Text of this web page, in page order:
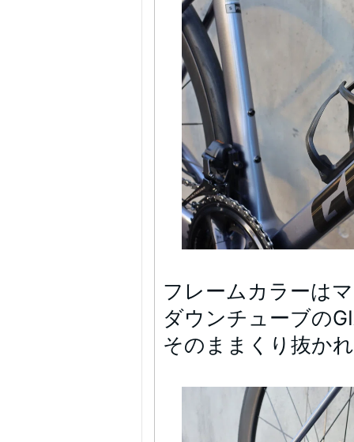
フレームカラーは
ダウンチューブの
そのままくり抜か